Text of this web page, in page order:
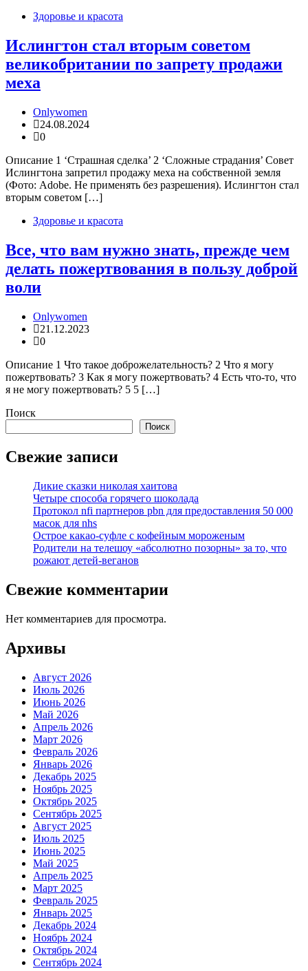
Здоровье и красота
Ислингтон стал вторым советом
великобритании по запрету продажи
меха
Onlywomen
24.08.2024
0
Описание 1 ‘Страшная сделка’ 2 ‘Сложные страдания’ Совет
Ислингтона запретил продажу меха на собственной земля
(Фото: Adobe. Не применять без разрешения). Ислингтон стал
вторым советом […]
Здоровье и красота
Все, что вам нужно знать, прежде чем
делать пожертвования в пользу доброй
воли
Onlywomen
21.12.2023
0
Описание 1 Что такое доброжелательность? 2 Что я могу
пожертвовать? 3 Как я могу пожертвовать? 4 Есть что-то, что
я не могу пожертвовать? 5 5 […]
Поиск
Поиск
Свежие записи
Дикие сказки николая хаитова
Четыре способа горячего шоколада
Протокол nfi партнеров pbn для предоставления 50 000
масок для nhs
Острое какао-суфле с кофейным мороженым
Родители на телешоу «абсолютно позорны» за то, что
рожают детей-веганов
Свежие комментарии
Нет комментариев для просмотра.
Архивы
Август 2026
Июль 2026
Июнь 2026
Май 2026
Апрель 2026
Март 2026
Февраль 2026
Январь 2026
Декабрь 2025
Ноябрь 2025
Октябрь 2025
Сентябрь 2025
Август 2025
Июль 2025
Июнь 2025
Май 2025
Апрель 2025
Март 2025
Февраль 2025
Январь 2025
Декабрь 2024
Ноябрь 2024
Октябрь 2024
Сентябрь 2024